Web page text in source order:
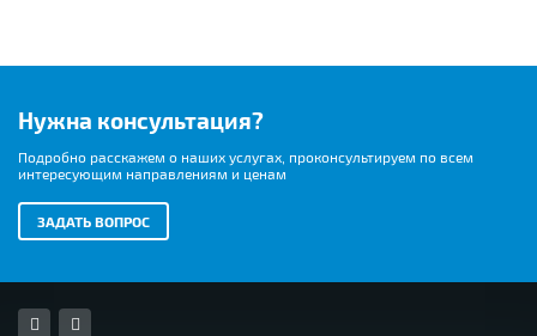
Нужна консультация?
Подробно расскажем о наших услугах, проконсультируем по всем
интересующим направлениям и ценам
ЗАДАТЬ ВОПРОС